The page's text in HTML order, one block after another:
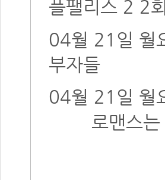
플팰리스 2 2회
04월 21일 월
부자들
04월 21일 월
로맨스